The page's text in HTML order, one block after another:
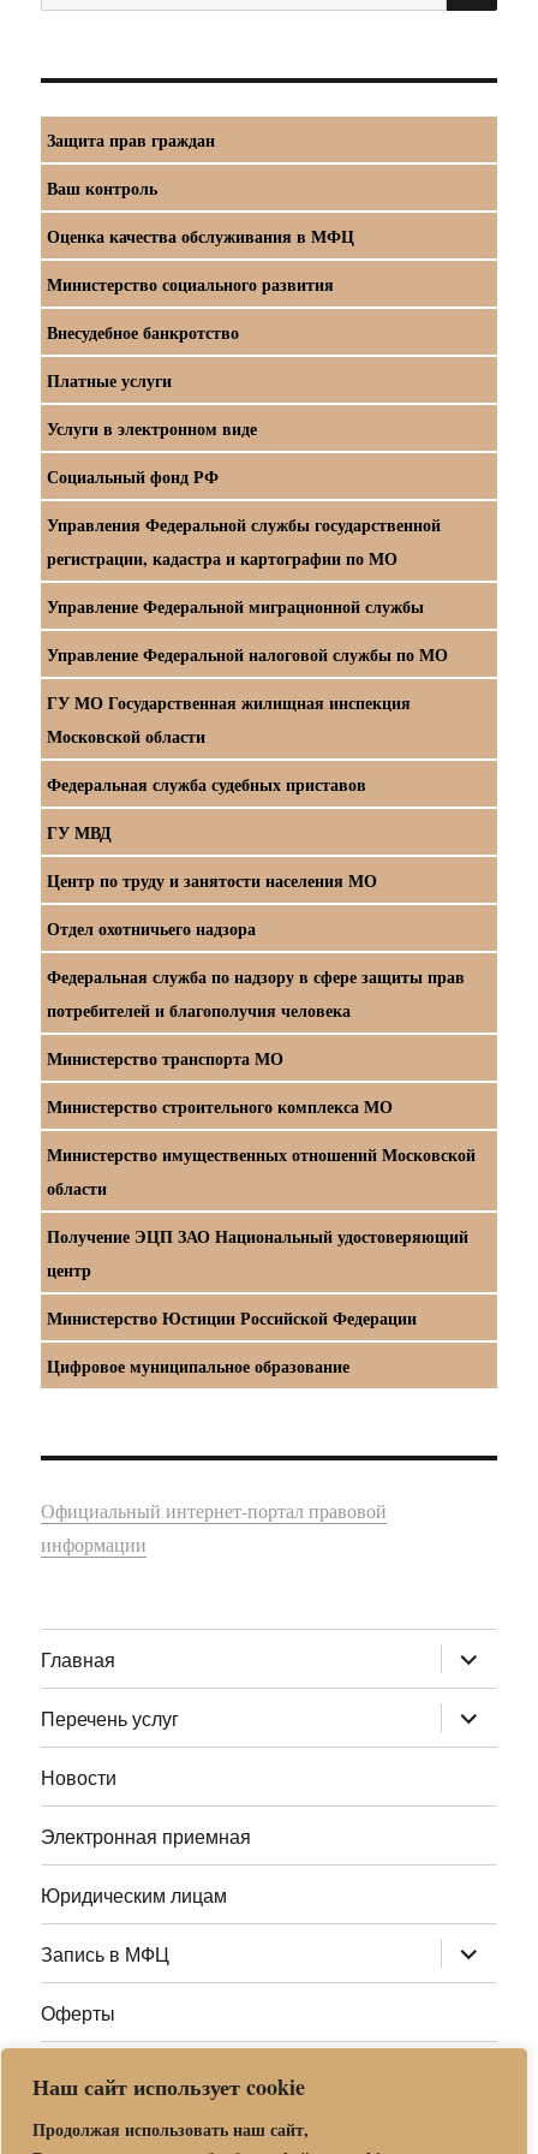
Наш сайт использует cookie
Продолжая использовать наш сайт,
Защита прав граждан
Ваш контроль
Оценка качества обслуживания в МФЦ
Министерство социального развития
Внесудебное банкротство
Платные услуги
Услуги в электронном виде
Социальный фонд РФ
Управления Федеральной службы государственной
регистрации, кадастра и картографии по МО
Управление Федеральной миграционной службы
Управление Федеральной налоговой службы по МО
ГУ МО Государственная жилищная инспекция
Московской области
Федеральная служба судебных приставов
ГУ МВД
Центр по труду и занятости населения МО
Отдел охотничьего надзора
Федеральная служба по надзору в сфере защиты прав
потребителей и благополучия человека
Министерство транспорта МО
Министерство строительного комплекса МО
Министерство имущественных отношений Московской
области
Получение ЭЦП ЗАО Национальный удостоверяющий
центр
Министерство Юстиции Российской Федерации
Цифровое муниципальное образование
Официальный интернет-портал правовой
информации
Главная раскрыть
дочернее
меню
Перечень услуг
раскрыть
дочернее
меню
Новости
Электронная приемная
Юридическим лицам
Запись в МФЦ раскрыть
дочернее
меню
Оферты
Адреса МФЦ МО